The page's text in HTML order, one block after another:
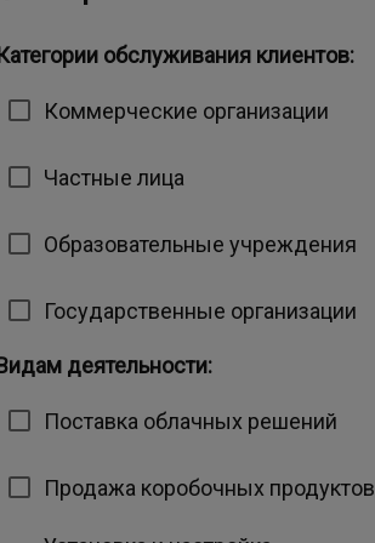
обслуживания клиентов:
Коммерческие организации
Частные лица
Образовательные учреждения
Государственные организации
деятельности:
Поставка облачных решений
Продажа коробочных продуктов